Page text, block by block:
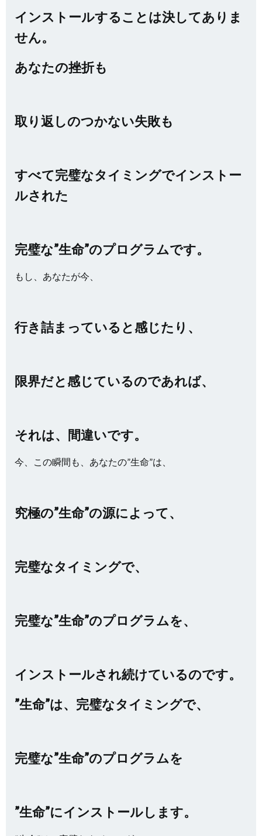
インストールすることは決してありま
せん。
あなたの挫折も
取り返しのつかない失敗も
すべて完璧なタイミングでインストー
ルされた
完璧な”生命”のプログラムです。
もし、あなたが今、
行き詰まっていると感じたり、
限界だと感じているのであれば、
それは、間違いです。
今、この瞬間も、あなたの”生命”は、
究極の”生命”の源によって、
完璧なタイミングで、
完璧な”生命”のプログラムを、
インストールされ続けているのです。
”生命”は、完璧なタイミングで、
完璧な”生命”のプログラムを
”生命”にインストールします。